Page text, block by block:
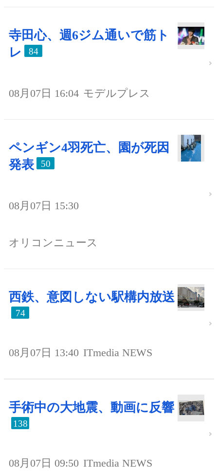
寺田心、週6ジム通いで筋ト
レ
84
08月07日 16:04 モデルプレス
ペンギン4羽死亡、園が死因
発表
50
08月07日 15:30
オリコンニュース
西鉄、意図しない駅構内放送
74
08月07日 13:40 ITmedia NEWS
手術中の大地震、動画に反響
138
08月07日 09:50 ITmedia NEWS